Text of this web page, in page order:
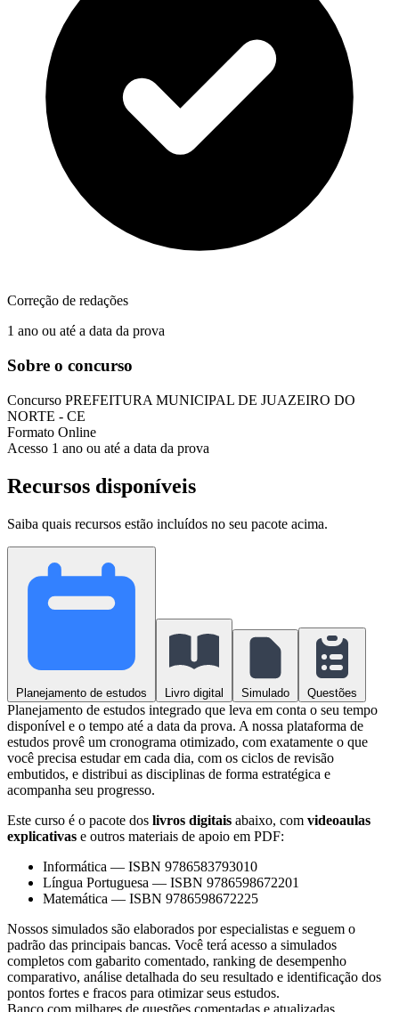
Correção de redações
1 ano ou até a data da prova
Sobre o concurso
Concurso PREFEITURA MUNICIPAL DE JUAZEIRO DO
NORTE - CE
Formato Online
Acesso 1 ano ou até a data da prova
Recursos disponíveis
Saiba quais recursos estão incluídos no seu pacote acima.
Planejamento de estudos Livro digital Simulado Questões
Planejamento de estudos integrado que leva em conta o seu tempo
disponível e o tempo até a data da prova. A nossa plataforma de
estudos provê um cronograma otimizado, com exatamente o que
você precisa estudar em cada dia, com os ciclos de revisão
embutidos, e distribui as disciplinas de forma estratégica e
acompanha seu progresso.
Este curso é o pacote dos livros digitais abaixo, com videoaulas
explicativas e outros materiais de apoio em PDF:
Informática — ISBN 9786583793010
Língua Portuguesa — ISBN 9786598672201
Matemática — ISBN 9786598672225
Nossos simulados são elaborados por especialistas e seguem o
padrão das principais bancas. Você terá acesso a simulados
completos com gabarito comentado, ranking de desempenho
comparativo, análise detalhada do seu resultado e identificação dos
pontos fortes e fracos para otimizar seus estudos.
Banco com milhares de questões comentadas e atualizadas